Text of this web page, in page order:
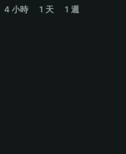
4 小時 1 天 1 週